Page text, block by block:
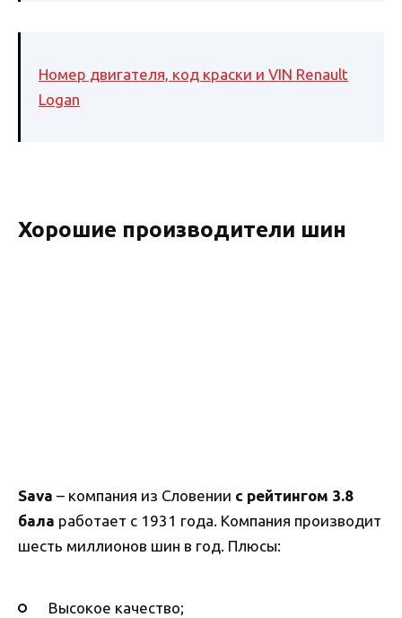
Номер двигателя, код краски и VIN Renault
Logan
Хорошие производители шин
Sava – компания из Словении с рейтингом 3.8
бала работает с 1931 года. Компания производит
шесть миллионов шин в год. Плюсы:
Высокое качество;